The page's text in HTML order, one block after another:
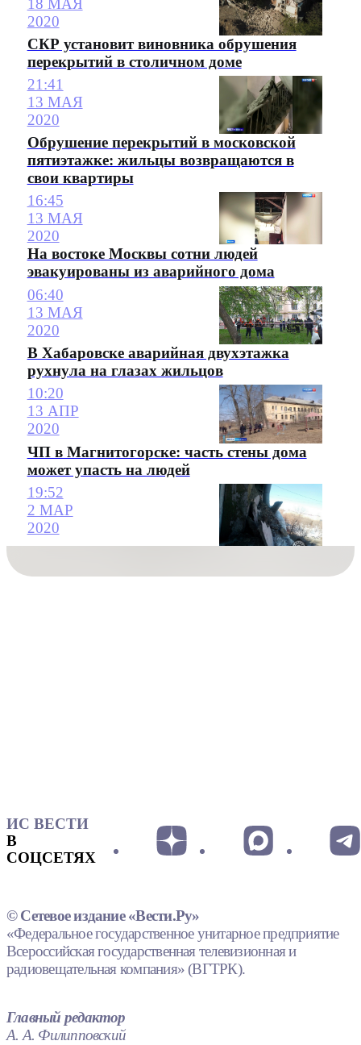
2020
СКР установит виновника обрушения
перекрытий в столичном доме
21:41
13 МАЯ
2020
Обрушение перекрытий в московской
пятиэтажке: жильцы возвращаются в
свои квартиры
16:45
13 МАЯ
2020
На востоке Москвы сотни людей
эвакуированы из аварийного дома
06:40
13 МАЯ
2020
В Хабаровске аварийная двухэтажка
рухнула на глазах жильцов
10:20
13 АПР
2020
ЧП в Магнитогорске: часть стены дома
может упасть на людей
19:52
2 МАР
2020
ИС ВЕСТИ
В
СОЦСЕТЯХ
© Сетевое издание «Вести.Ру»
«Федеральное государственное унитарное предприятие
Всероссийская государственная телевизионная и
радиовещательная компания» (ВГТРК).
Главный редактор
А. А. Филипповский